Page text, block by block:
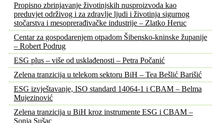
Propisno zbrinjavanje životinjskih nusproizvoda kao
preduvjet održivog i za zdravlje ljudi i životinja sigurnog
stočarstva i mesoprerađivačke industrije – Zlatko Heruc
Centar za gospodarenjem otpadom Šibensko-kninske županije
– Robert Podrug
ESG plus – više od usklađenosti – Petra Počanić
Zelena tranzicija u telekom sektoru BiH – Tea Bešlić Barišić
ESG izvještavanje, ISO standard 14064-1 i CBAM – Belma
Mujezinović
Zelena tranzicija u BiH kroz instrumente ESG i CBAM –
Sonja Sušac